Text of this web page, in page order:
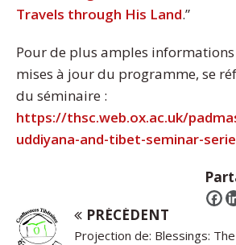
Travels through His Land.”
Pour de plus amples informations
mises à jour du programme, se
du séminaire :
https://thsc.web.ox.ac.uk/
uddiyana-and-tibet-seminar-
PRÉCÉDENT
Projection de: Blessings: